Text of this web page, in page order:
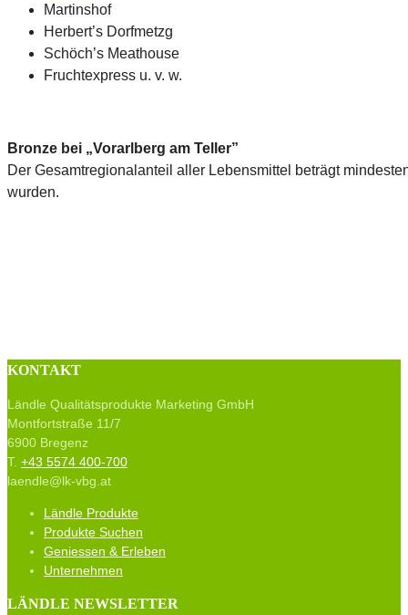
Martinshof
Herbert’s Dorfmetzg
Schöch’s Meathouse
Fruchtexpress u. v. w.
Bronze bei „Vorarlberg am Teller”
Der Gesamtregionalanteil aller Lebensmittel beträgt
wurden.
KONTAKT
Ländle Qualitätsprodukte Marketing GmbH
Montfortstraße 11/7
6900 Bregenz
T. +43 5574 400-700
laendle@lk-vbg.at
Ländle Produkte
Produkte Suchen
Geniessen & Erleben
Unternehmen
LÄNDLE NEWSLETTER